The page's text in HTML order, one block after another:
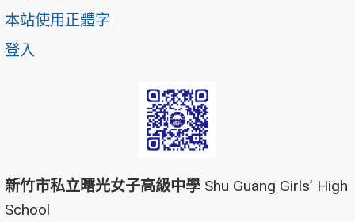
本站使用正體字
登入
新竹市私立曙光女子高級中學 Shu Guang Girls’ High
School